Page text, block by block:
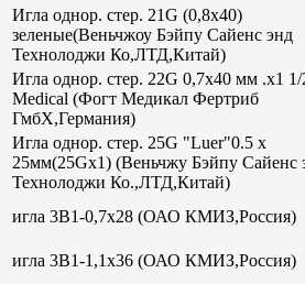
Игла однор. стер. 21G (0,8х40)
зеленые(Веньчжоу Бэйпу Сайенс энд
Технолоджи Ко,ЛТД,Китай)
Игла однор. стер. 22G 0,7х40 мм .х1
Medical (Фогт Медикал Фертриб
ГмбХ,Германия)
Игла однор. стер. 25G "Luer"0.5 х
25мм(25Gх1) (Веньчжу Бэйпу Сайенс
Технолоджи Ко.,ЛТД,Китай)
игла 3В1-0,7х28 (ОАО КМИЗ,Россия)
игла 3В1-1,1х36 (ОАО КМИЗ,Россия)